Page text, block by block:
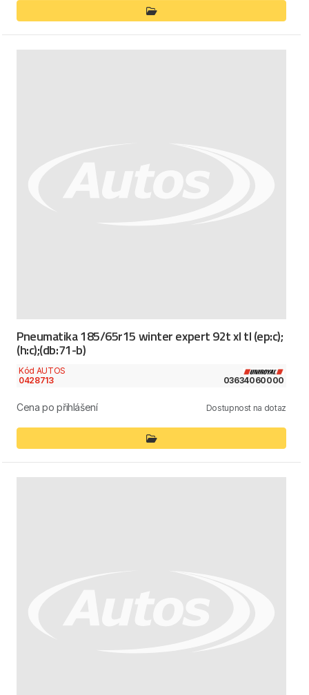
Pneumatika 185/65r15 winter expert 92t xl tl (ep:c);
(h:c);(db:71-b)
Kód AUTOS
0428713
03634060000
Cena po přihlášení Dostupnost na dotaz